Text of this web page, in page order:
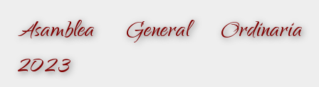
Asamblea General Ordinaria
2023